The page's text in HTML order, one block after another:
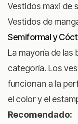
Vestidos maxi de
Vestidos de
Semiformal y
La mayoría de
categoría. Los
funcionan a la
el color y el
Recomendado: